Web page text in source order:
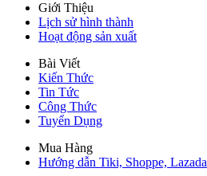
Giới Thiệu
Lịch sử hình thành
Hoạt động sản xuất
Bài Viết
Kiến Thức
Tin Tức
Công Thức
Tuyển Dụng
Mua Hàng
Hướng dẫn Tiki, Shoppe, Lazada